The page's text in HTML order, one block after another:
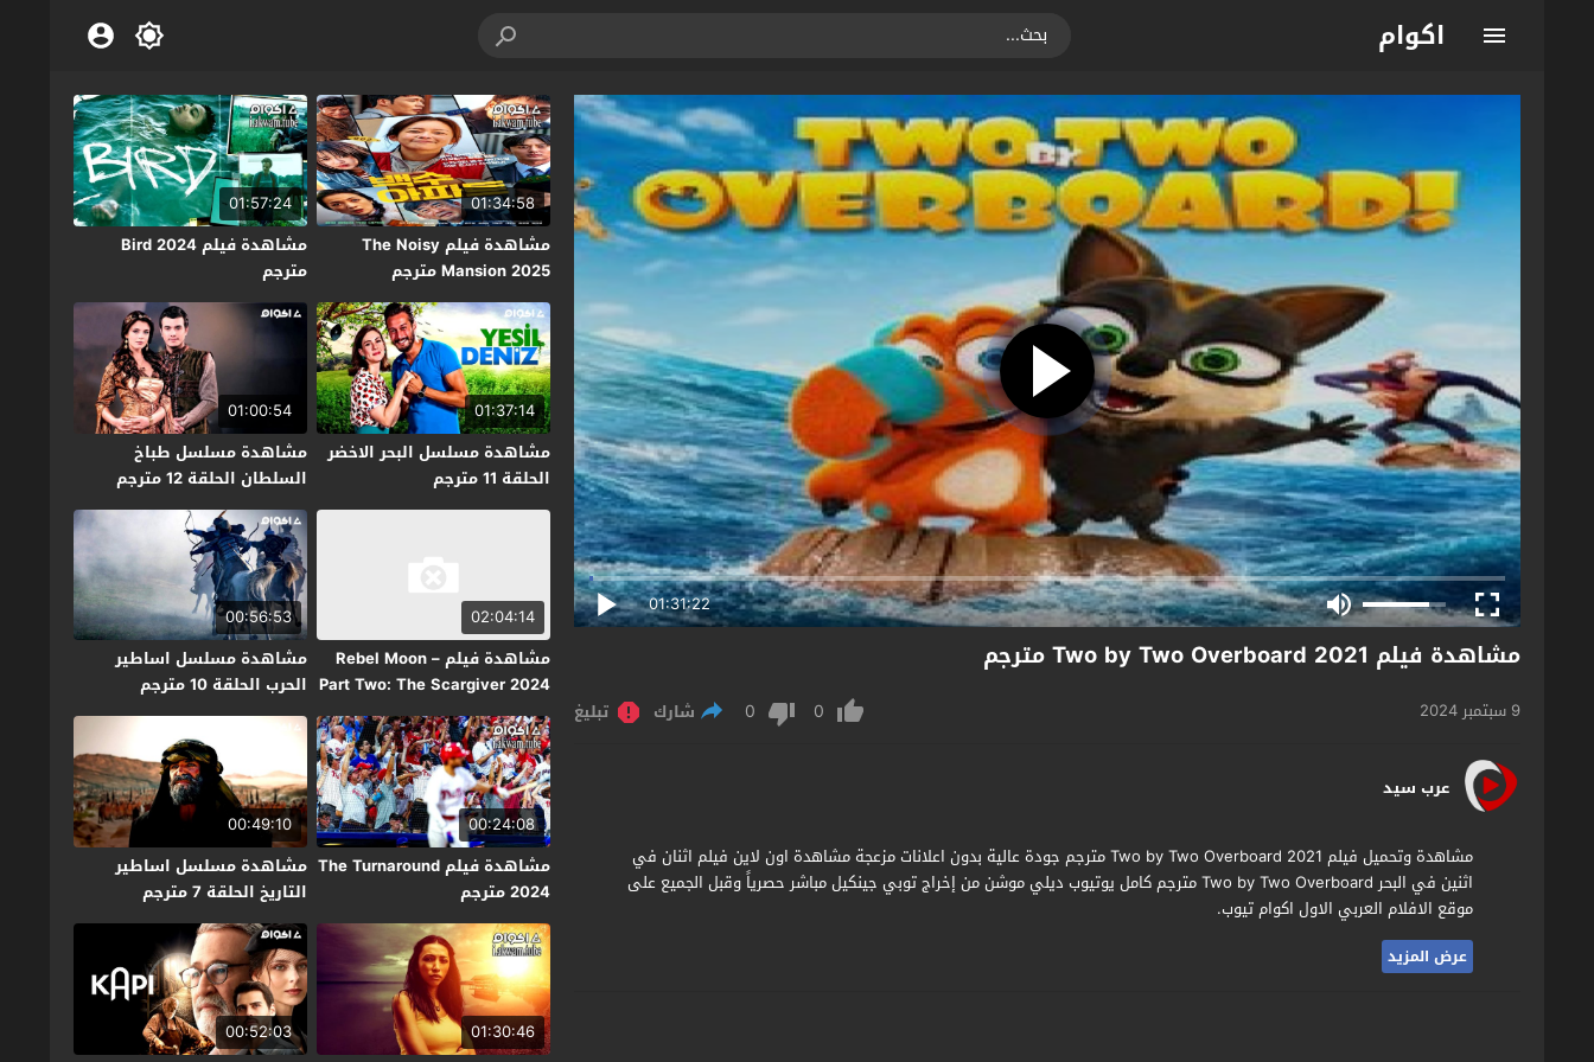
اكوام
01:31:22
مشاهدة فيلم Two by Two Overboard 2021 مترجم
9 سبتمبر 2024 0
0 شارك تبليغ
عرب سيد
مشاهدة وتحميل فيلم Two by Two Overboard 2021 مترجم جودة عالية بدون اعلانات مزعجة مشاهدة اون لاين فيلم اثنان في
اثنين في البحر Two by Two Overboard مترجم كامل يوتيوب ديلي موشن من إخراج توبي جينكيل مباشر حصرياً وقبل الجميع على
موقع الافلام العربي الاول اكوام تيوب.
عرض المزيد
01:34:58
مشاهدة فيلم The Noisy
Mansion 2025 مترجم
01:57:24
مشاهدة فيلم Bird 2024
مترجم
01:37:14
مشاهدة مسلسل البحر الاخضر
الحلقة 11 مترجم
01:00:54
مشاهدة مسلسل طباخ
السلطان الحلقة 12 مترجم
02:04:14
مشاهدة فيلم Rebel Moon –
Part Two: The Scargiver 2024
مترجم
00:56:53
مشاهدة مسلسل اساطير
الحرب الحلقة 10 مترجم
00:24:08
مشاهدة فيلم The Turnaround
2024 مترجم
00:49:10
مشاهدة مسلسل اساطير
التاريخ الحلقة 7 مترجم
01:30:46
00:52:03